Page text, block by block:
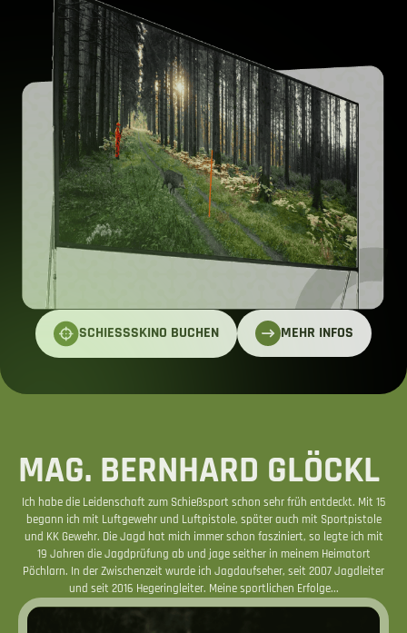
SCHIESSSKINO BUCHEN MEHR INFOS
MAG. BERNHARD GLÖCKL
Ich habe die Leidenschaft zum Schießsport schon sehr früh entdeckt. Mit 15
begann ich mit Luftgewehr und Luftpistole, später auch mit Sportpistole
und KK Gewehr. Die Jagd hat mich immer schon fasziniert, so legte ich mit
19 Jahren die Jagdprüfung ab und jage seither in meinem Heimatort
Pöchlarn. In der Zwischenzeit wurde ich Jagdaufseher, seit 2007 Jagdleiter
und seit 2016 Hegeringleiter. Meine sportlichen Erfolge...